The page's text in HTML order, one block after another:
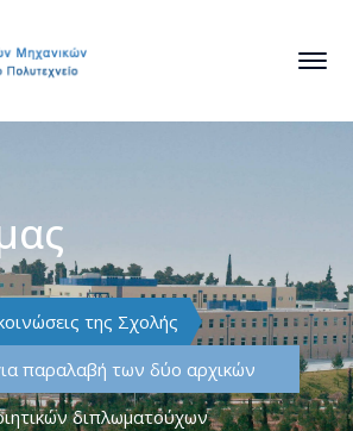
της Σχολής
παραλαβή των δύο αρχικών
διπλωματούχων